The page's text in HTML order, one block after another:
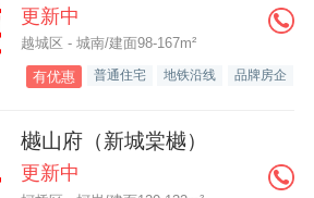
更新中
越城区 - 城南/建面98-167m²
有优惠 普通住宅 地铁沿线 品牌房企
樾山府（新城棠樾）
更新中